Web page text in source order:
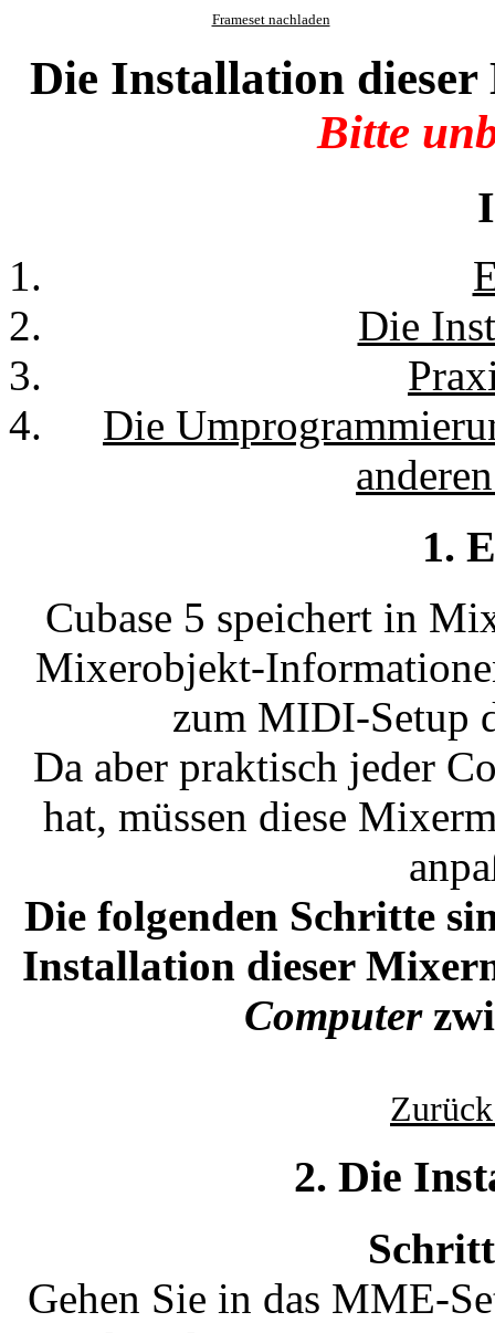
Frameset nachladen
Die Installation
Bitte
Die
Die
1.
Cubase 5 speichert in
Mixerobjekt-
zum MIDI-Setup
Da aber praktisch jeder
hat, müssen diese
Die folgenden Schritte
Installation dieser
Computer
2. Die
Gehen Sie in das MME-